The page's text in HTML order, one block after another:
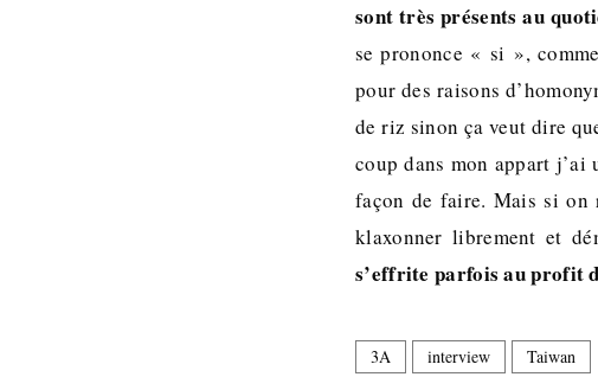
sont très présents au
se prononce « si »,
pour des raisons
de riz sinon ça veut dire
coup dans mon appart j’ai
façon de faire. Mais si on
klaxonner librement et
s’effrite parfois au profit
3A interview Taiwan